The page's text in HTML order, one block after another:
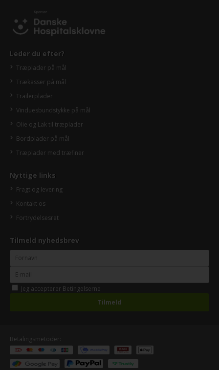
Leder du efter?
Træplader på mål
Trækasser på mål
Trailerplader
Vinduesbundstykke på mål
Olie og Lak til træplader
Bordplader på mål
Træplader med træfiner
Nyttige links
Fragt og levering
Kontakt os
Fortrydelsesret
Tilmeld nyhedsbrev
Jeg accepterer Betingelserne
Betalingsmetoder: